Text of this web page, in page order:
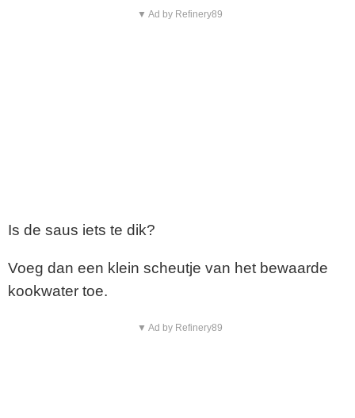
▼ Ad by Refinery89
Is de saus iets te dik?
Voeg dan een klein scheutje van het bewaarde
kookwater toe.
▼ Ad by Refinery89